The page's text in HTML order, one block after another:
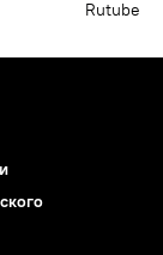
Rutube